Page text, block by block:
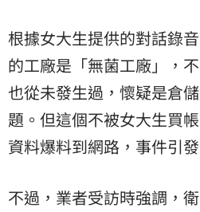
根據女大生提供的對話錄
的工廠是「無菌工廠」，
也從未發生過，懷疑是倉
題。但這個不被女大生買
資料爆料到網路，事件引
不過，業者受訪時強調，